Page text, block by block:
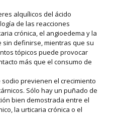
alquílicos del ácido
de las reacciones
crónica, el angioedema y la
definirse, mientras que su
tópicos puede provocar
más que el consumo de
previenen el crecimiento
Sólo hay un puñado de
bien demostrada entre el
la urticaria crónica o el